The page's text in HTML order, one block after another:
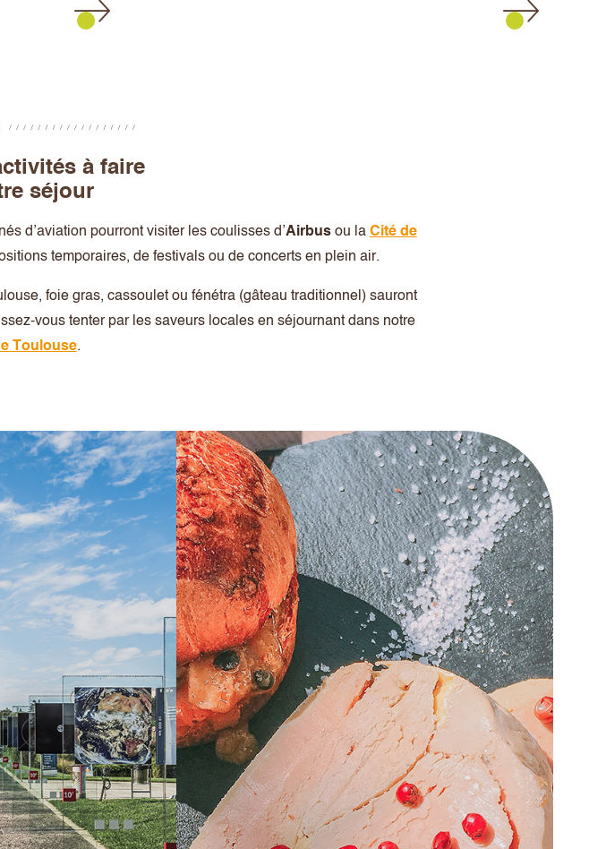
à faire
séjour
d’aviation pourront visiter les coulisses d’Airbusou la Cité de
temporaires, de festivals ou de concerts en plein air.
foie gras, cassoulet ou fénétra (gâteau traditionnel) sauront
vous tenter par les saveurs locales en séjournant dans notre
Toulouse.